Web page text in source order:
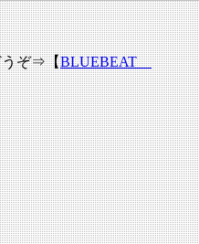
うぞ⇒【BLUEBEAT